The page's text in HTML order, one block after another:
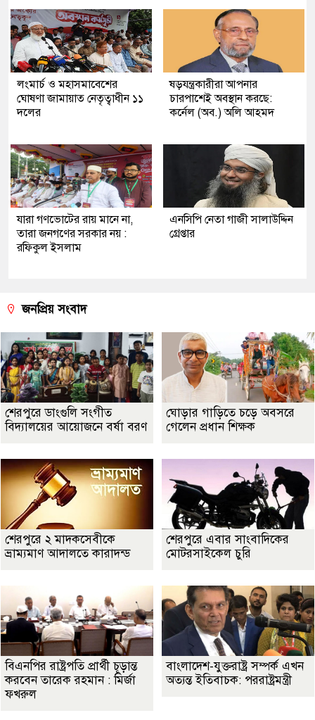
লংমার্চ ও মহাসমাবেশের
ঘোষণা জামায়াত নেতৃত্বাধীন ১১
দলের
ষড়যন্ত্রকারীরা আপনার
চারপাশেই অবস্থান করছে:
কর্নেল (অব.) অলি আহমদ
যারা গণভোটের রায় মানে না,
তারা জনগণের সরকার নয় :
রফিকুল ইসলাম
এনসিপি নেতা গাজী সালাউদ্দিন
গ্রেপ্তার
জনপ্রিয় সংবাদ
শেরপুরে ডাংগুলি সংগীত
বিদ্যালয়ের আয়োজনে বর্ষা বরণ
ঘোড়ার গাড়িতে চড়ে অবসরে
গেলেন প্রধান শিক্ষক
শেরপুরে ২ মাদকসেবীকে
ভ্রাম্যমাণ আদালতে কারাদন্ড
শেরপুরে এবার সাংবাদিকের
মোটরসাইকেল চুরি
বিএনপির রাষ্ট্রপতি প্রার্থী চূড়ান্ত
করবেন তারেক রহমান : মির্জা
ফখরুল
বাংলাদেশ-যুক্তরাষ্ট্র সম্পর্ক এখন
অত্যন্ত ইতিবাচক: পররাষ্ট্রমন্ত্রী